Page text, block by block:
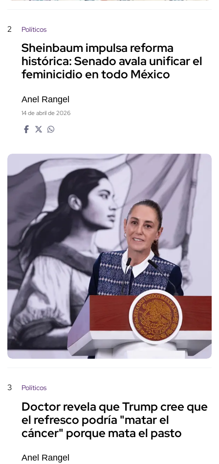
2 Políticos
Sheinbaum impulsa reforma
histórica: Senado avala unificar el
feminicidio en todo México
Anel Rangel
14 de abril de 2026
3 Políticos
Doctor revela que Trump cree que
el refresco podría "matar el
cáncer" porque mata el pasto
Anel Rangel